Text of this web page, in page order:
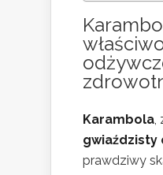
Karambola
gwiaździsty
prawdziwy